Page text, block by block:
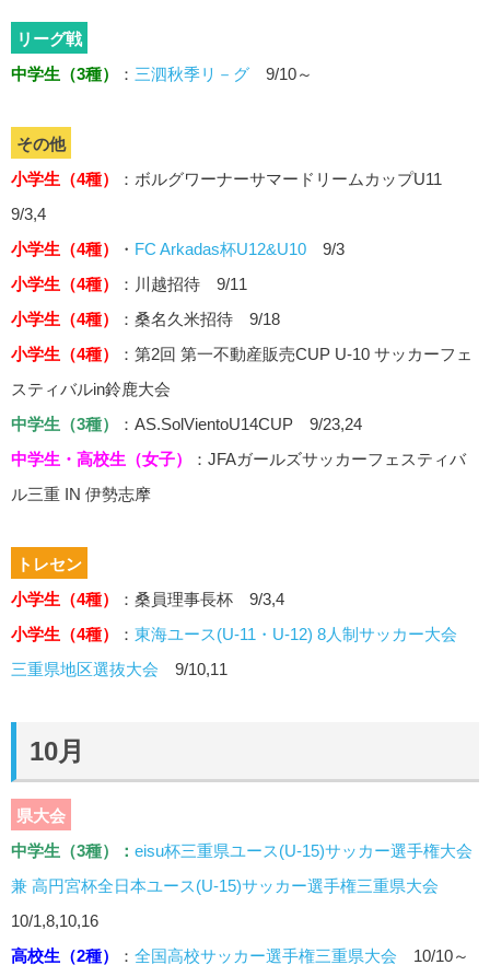
リーグ戦
中学生（3種）
： 三泗秋季リ－グ 9/10～
その他
小学生（4種）
：ボルグワーナーサマードリームカップU11
9/3,4
小学生（4種）
・ FC Arkadas杯U12&U10 9/3
小学生（4種）
：川越招待 9/11
小学生（4種）
：桑名久米招待 9/18
小学生（4種）
：第2回 第一不動産販売CUP U-10 サッカーフェ
スティバルin鈴鹿大会
中学生（3種）
： AS.SolVientoU14CUP 9/23,24
中学生・高校生（女子）
：JFAガールズサッカーフェスティバ
ル三重 IN 伊勢志摩
トレセン
小学生（4種）
：桑員理事長杯 9/3,4
小学生（4種）
： 東海ユース(U-11・U-12) 8人制サッカー大会
三重県地区選抜大会 9/10,11
10月
県大会
中学生（3種）
： eisu杯三重県ユース(U-15)サッカー選手権大会
兼 高円宮杯全日本ユース(U-15)サッカー選手権三重県大会
10/1,8,10,16
高校生（2種）
： 全国高校サッカー選手権三重県大会 10/10～